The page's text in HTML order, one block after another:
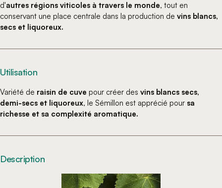
d'autres régions viticoles à travers le monde, tout en
conservant une place centrale dans la production de vins blancs,
secs et liquoreux.
Utilisation
Variété de raisin de cuve pour créer des vins blancs secs,
demi-secs et liquoreux, le Sémillon est apprécié pour sa
richesse et sa complexité aromatique.
Description